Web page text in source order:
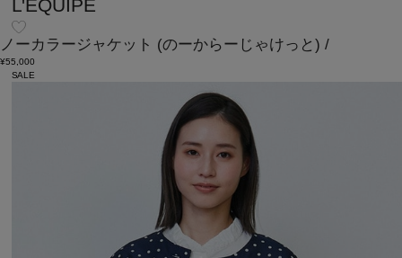
L'EQUIPE
ノーカラージャケット (のーからーじゃけっと) /
¥55,000
SALE